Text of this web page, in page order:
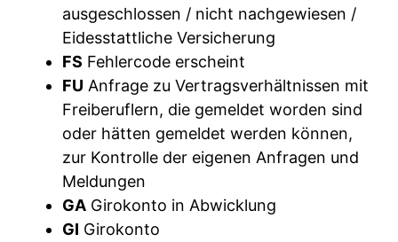
ausgeschlossen / nicht nachgewiesen /
Eidesstattliche Versicherung
FS Fehlercode erscheint
FU Anfrage zu Vertragsverhältnissen mit
Freiberuflern, die gemeldet worden sind
oder hätten gemeldet werden können,
zur Kontrolle der eigenen Anfragen und
Meldungen
GA Girokonto in Abwicklung
GI Girokonto